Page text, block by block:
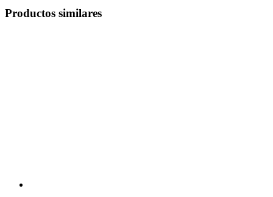
Productos similares